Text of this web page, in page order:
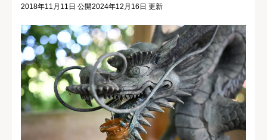
2018年11月11日 公開2024年12月16日 更新